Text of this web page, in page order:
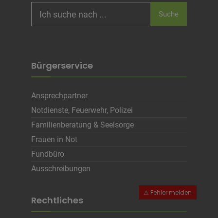
for:
Suche
Bürgerservice
Ansprechpartner
Notdienste, Feuerwehr, Polizei
Familienberatung & Seelsorge
Frauen in Not
Fundbüro
Ausschreibungen
Rechtliches
Name
Cookies die zur Darstellung der
Stellenanzeige verwendet werden
Cookie Name
CRAFT_CSRF_TOKEN, SecondredSession
Cookie Laufzeit
Infos schließen